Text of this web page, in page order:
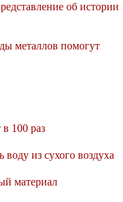
об истории
металлов помогут
100 раз
из сухого воздуха
материал